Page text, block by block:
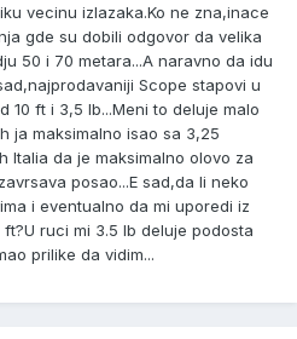
vecinu izlazaka.Ko ne zna,inace
gde su dobili odgovor da velika
50 i 70 metara...A naravno da idu
Scope stapovi u
10 ft i 3,5 lb...Meni to deluje malo
ja maksimalno isao sa 3,25
Italia da je maksimalno olovo za
posao...E sad,da li neko
i eventualno da mi uporedi iz
ruci mi 3.5 lb deluje podosta
prilike da vidim...